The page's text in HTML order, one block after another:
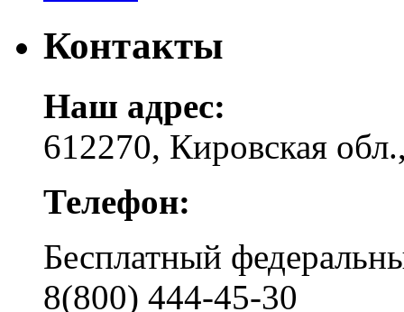
Контакты
Наш адрес:
612270, Кировская
Телефон:
Бесплатный
8(800) 444-45-30